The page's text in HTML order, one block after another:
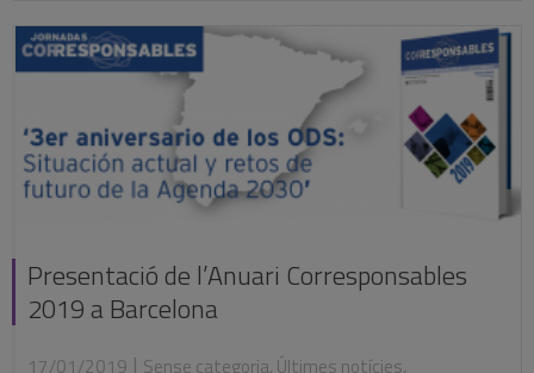
Presentació de l’Anuari Corresponsables
2019 a Barcelona
17/01/2019 | Sense categoria, Últimes notícies,